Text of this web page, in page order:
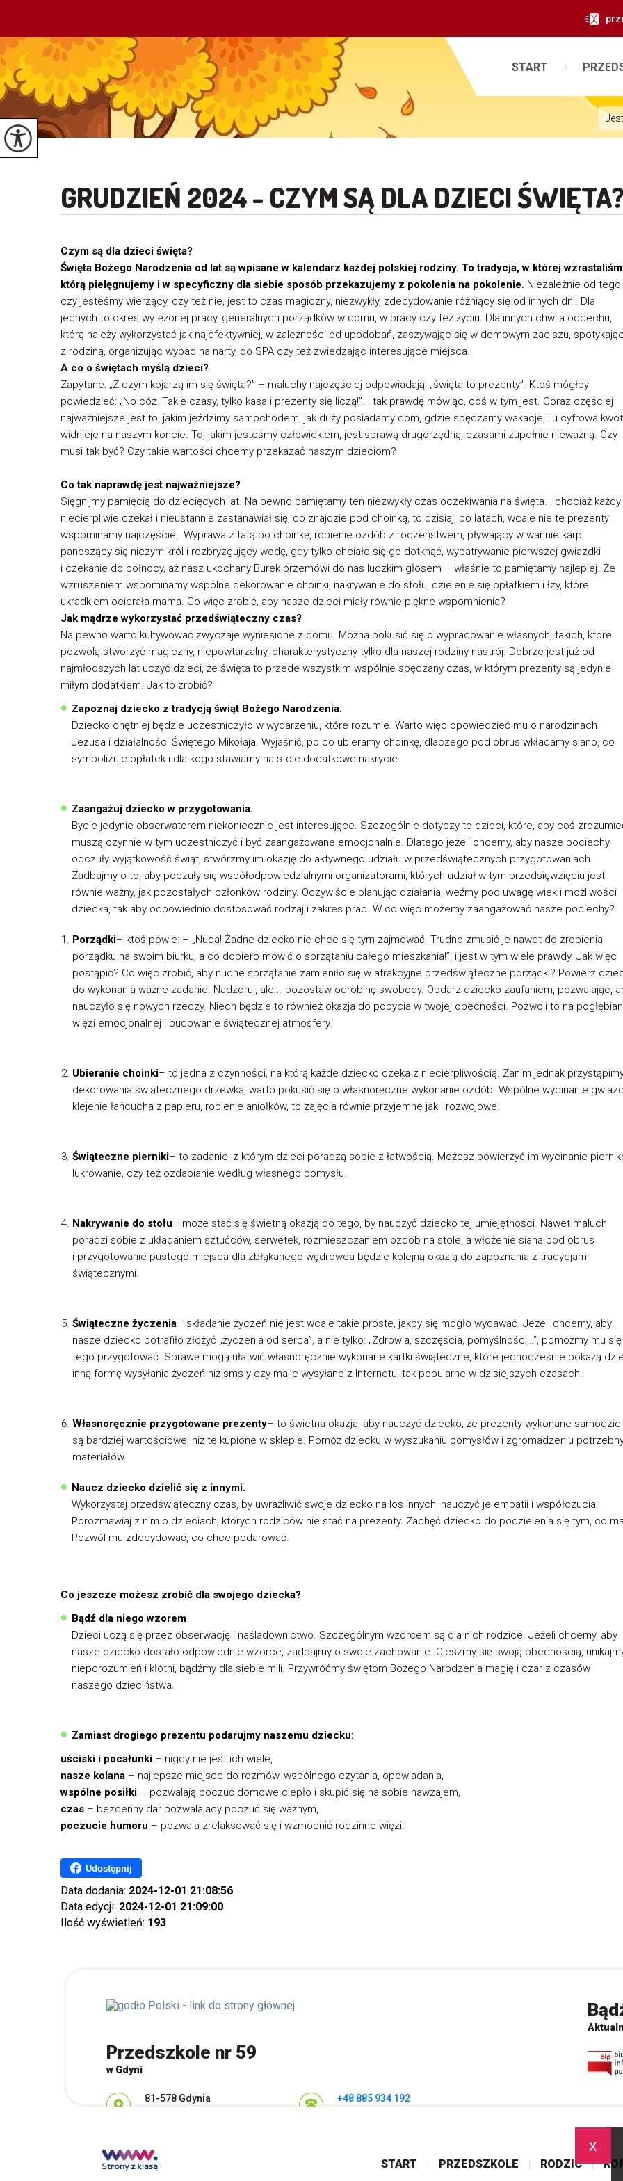
x
START
GRUDZIEŃ 2024 - CZYM SĄ DLA DZIECI ŚWIĘTA?
Czym są dla dzieci święta?
Święta Bożego Narodzenia od lat są wpisane w kalendarz każdej polskiej rodziny. To tradycja, w której
którą pielęgnujemy i w specyficzny dla siebie sposób przekazujemy z pokolenia na pokolenie. Niezależnie od tego,
czy jesteśmy wierzący, czy też nie, jest to czas magiczny, niezwykły, zdecydowanie różniący się od innych dni. Dla
jednych to okres wytężonej pracy, generalnych porządków w domu, w pracy czy też życiu. Dla innych chwila oddechu,
którą należy wykorzystać jak najefektywniej, w zależności od upodobań, zaszywając się w domowym zaciszu, spotykając
z rodziną, organizując wypad na narty, do SPA czy też zwiedzając interesujące miejsca.
A co o świętach myślą dzieci?
Zapytane: „Z czym kojarzą im się święta?” – maluchy najczęściej odpowiadają: „święta to prezenty”. Ktoś mógłby
powiedzieć: „No cóż. Takie czasy, tylko kasa i prezenty się liczą!”. I tak prawdę mówiąc, coś w tym jest. Coraz częściej
najważniejsze jest to, jakim jeździmy samochodem, jak duży posiadamy dom, gdzie spędzamy wakacje, ilu cyfrowa
widnieje na naszym koncie. To, jakim jesteśmy człowiekiem, jest sprawą drugorzędną, czasami zupełnie nieważną. Czy
musi tak być? Czy takie wartości chcemy przekazać naszym dzieciom?
Co tak naprawdę jest najważniejsze?
Sięgnijmy pamięcią do dziecięcych lat. Na pewno pamiętamy ten niezwykły czas oczekiwania na święta. I chociaż każdy
niecierpliwie czekał i nieustannie zastanawiał się, co znajdzie pod choinką, to dzisiaj, po latach, wcale nie te prezenty
wspominamy najczęściej. Wyprawa z tatą po choinkę, robienie ozdób z rodzeństwem, pływający w wannie karp,
panoszący się niczym król i rozbryzgujący wodę, gdy tylko chciało się go dotknąć, wypatrywanie pierwszej gwiazdki
i czekanie do północy, aż nasz ukochany Burek przemówi do nas ludzkim głosem – właśnie to pamiętamy najlepiej. Ze
wzruszeniem wspominamy wspólne dekorowanie choinki, nakrywanie do stołu, dzielenie się opłatkiem i łzy, które
ukradkiem ocierała mama. Co więc zrobić, aby nasze dzieci miały równie piękne wspomnienia?
Jak mądrze wykorzystać przedświąteczny czas?
Na pewno warto kultywować zwyczaje wyniesione z domu. Można pokusić się o wypracowanie własnych, takich, które
pozwolą stworzyć magiczny, niepowtarzalny, charakterystyczny tylko dla naszej rodziny nastrój. Dobrze jest już od
najmłodszych lat uczyć dzieci, że święta to przede wszystkim wspólnie spędzany czas, w którym prezenty są jedynie
miłym dodatkiem. Jak to zrobić?
Zapoznaj dziecko z tradycją świąt Bożego Narodzenia.
Dziecko chętniej będzie uczestniczyło w wydarzeniu, które rozumie. Warto więc opowiedzieć mu o narodzinach
Jezusa i działalności Świętego Mikołaja. Wyjaśnić, po co ubieramy choinkę, dlaczego pod obrus wkładamy siano, co
symbolizuje opłatek i dla kogo stawiamy na stole dodatkowe nakrycie.
Zaangażuj dziecko w przygotowania.
Bycie jedynie obserwatorem niekoniecznie jest interesujące. Szczególnie dotyczy to dzieci, które, aby coś
muszą czynnie w tym uczestniczyć i być zaangażowane emocjonalnie. Dlatego jeżeli chcemy, aby nasze pociechy
odczuły wyjątkowość świąt, stwórzmy im okazję do aktywnego udziału w przedświątecznych przygotowaniach.
Zadbajmy o to, aby poczuły się współodpowiedzialnymi organizatorami, których udział w tym przedsięwzięciu jest
równie ważny, jak pozostałych członków rodziny. Oczywiście planując działania, weźmy pod uwagę wiek i możliwości
dziecka, tak aby odpowiednio dostosować rodzaj i zakres prac. W co więc możemy zaangażować nasze pociechy?
Porządki– ktoś powie: – „Nuda! Żadne dziecko nie chce się tym zajmować. Trudno zmusić je nawet do zrobienia
porządku na swoim biurku, a co dopiero mówić o sprzątaniu całego mieszkania!”, i jest w tym wiele prawdy. Jak więc
postąpić? Co więc zrobić, aby nudne sprzątanie zamieniło się w atrakcyjne przedświąteczne porządki? Powierz
do wykonania ważne zadanie. Nadzoruj, ale... pozostaw odrobinę swobody. Obdarz dziecko zaufaniem, pozwalając,
nauczyło się nowych rzeczy. Niech będzie to również okazja do pobycia w twojej obecności. Pozwoli to na
więzi emocjonalnej i budowanie świątecznej atmosfery.
Ubieranie choinki– to jedna z czynności, na którą każde dziecko czeka z niecierpliwością. Zanim jednak przystąpimy
dekorowania świątecznego drzewka, warto pokusić się o własnoręczne wykonanie ozdób. Wspólne wycinanie
klejenie łańcucha z papieru, robienie aniołków, to zajęcia równie przyjemne jak i rozwojowe.
Świąteczne pierniki– to zadanie, z którym dzieci poradzą sobie z łatwością. Możesz powierzyć im wycinanie
lukrowanie, czy też ozdabianie według własnego pomysłu.
Nakrywanie do stołu– może stać się świetną okazją do tego, by nauczyć dziecko tej umiejętności. Nawet maluch
poradzi sobie z układaniem sztućców, serwetek, rozmieszczaniem ozdób na stole, a włożenie siana pod obrus
i przygotowanie pustego miejsca dla zbłąkanego wędrowca będzie kolejną okazją do zapoznania z tradycjami
świątecznymi.
Świąteczne życzenia– składanie życzeń nie jest wcale takie proste, jakby się mogło wydawać. Jeżeli chcemy, aby
nasze dziecko potrafiło złożyć „życzenia od serca”, a nie tylko: „Zdrowia, szczęścia, pomyślności…”, pomóżmy mu się
tego przygotować. Sprawę mogą ułatwić własnoręcznie wykonane kartki świąteczne, które jednocześnie pokażą
inną formę wysyłania życzeń niż sms-y czy maile wysyłane z Internetu, tak popularne w dzisiejszych czasach.
Własnoręcznie przygotowane prezenty– to świetna okazja, aby nauczyć dziecko, że prezenty wykonane
są bardziej wartościowe, niż te kupione w sklepie. Pomóż dziecku w wyszukaniu pomysłów i zgromadzeniu
materiałów.
Naucz dziecko dzielić się z innymi.
Wykorzystaj przedświąteczny czas, by uwrażliwić swoje dziecko na los innych, nauczyć je empatii i współczucia.
Porozmawiaj z nim o dzieciach, których rodziców nie stać na prezenty. Zachęć dziecko do podzielenia się tym, co
Pozwól mu zdecydować, co chce podarować.
Co jeszcze możesz zrobić dla swojego dziecka?
Bądź dla niego wzorem
Dzieci uczą się przez obserwację i naśladownictwo. Szczególnym wzorcem są dla nich rodzice. Jeżeli chcemy, aby
nasze dziecko dostało odpowiednie wzorce, zadbajmy o swoje zachowanie. Cieszmy się swoją obecnością,
nieporozumień i kłótni, bądźmy dla siebie mili. Przywróćmy świętom Bożego Narodzenia magię i czar z czasów
naszego dzieciństwa.
Zamiast drogiego prezentu podarujmy naszemu dziecku:
uściski i pocałunki – nigdy nie jest ich wiele,
nasze kolana – najlepsze miejsce do rozmów, wspólnego czytania, opowiadania,
wspólne posiłki – pozwalają poczuć domowe ciepło i skupić się na sobie nawzajem,
czas – bezcenny dar pozwalający poczuć się ważnym,
poczucie humoru – pozwala zrelaksować się i wzmocnić rodzinne więzi.
Udostępnij
Data dodania: 2024-12-01 21:08:56
Data edycji: 2024-12-01 21:09:00
Ilość wyświetleń: 193
Przedszkole nr 59
w Gdyni
Adres pocztowy:
81-578 Gdynia
+48 885 934 192
START PRZEDSZKOLE RODZIC